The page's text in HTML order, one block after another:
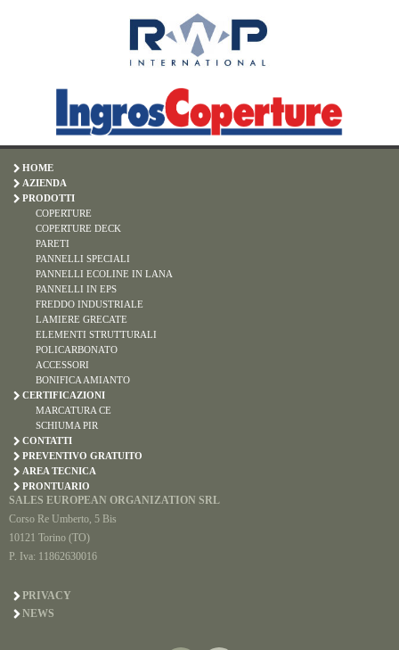
HOME
AZIENDA
PRODOTTI
COPERTURE
COPERTURE DECK
PARETI
PANNELLI SPECIALI
PANNELLI ECOLINE IN LANA
PANNELLI IN EPS
FREDDO INDUSTRIALE
LAMIERE GRECATE
ELEMENTI STRUTTURALI
POLICARBONATO
ACCESSORI
BONIFICA AMIANTO
CERTIFICAZIONI
MARCATURA CE
SCHIUMA PIR
CONTATTI
PREVENTIVO GRATUITO
AREA TECNICA
PRONTUARIO
SALES EUROPEAN ORGANIZATION SRL
Corso Re Umberto, 5 Bis
10121 Torino (TO)
P. Iva: 11862630016
PRIVACY
NEWS